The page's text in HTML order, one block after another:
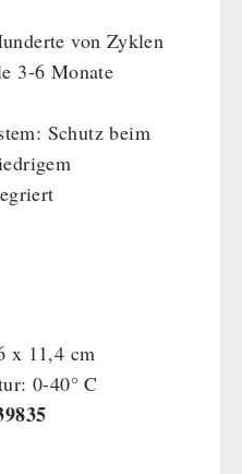
von Zyklen
3-6 Monate
Schutz beim
x 11,4 cm
0-40° C